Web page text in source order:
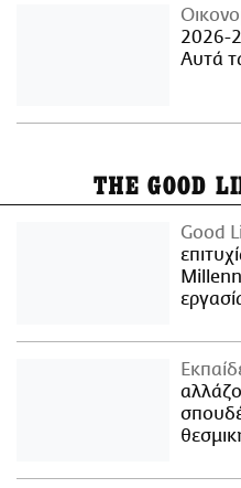
2026-
Αυτά
THE GOOD
Good